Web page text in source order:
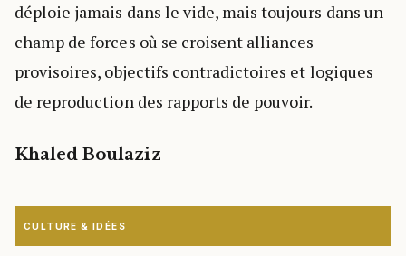
déploie jamais dans le vide, mais toujours dans un
champ de forces où se croisent alliances
provisoires, objectifs contradictoires et logiques
de reproduction des rapports de pouvoir.
Khaled Boulaziz
CULTURE & IDÉES